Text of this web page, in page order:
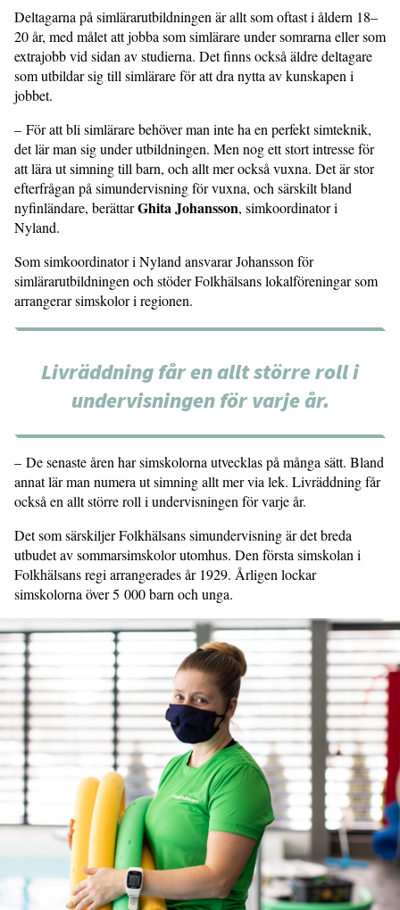
Deltagarna på simlärarutbildningen är allt som oftast i åldern 18–
20 år, med målet att jobba som simlärare under somrarna eller som
extrajobb vid sidan av studierna. Det finns också äldre deltagare
som utbildar sig till simlärare för att dra nytta av kunskapen i
jobbet.
– För att bli simlärare behöver man inte ha en perfekt simteknik,
det lär man sig under utbildningen. Men nog ett stort intresse för
att lära ut simning till barn, och allt mer också vuxna. Det är stor
efterfrågan på simundervisning för vuxna, och särskilt bland
nyfinländare, berättarGhita Johansson, simkoordinator i
Nyland.
Som simkoordinator i Nyland ansvarar Johansson för
simlärarutbildningen och stöder Folkhälsans lokalföreningar som
arrangerar simskolor i regionen.
Livräddning får en allt större roll i
undervisningen för varje år.
– De senaste åren har simskolorna utvecklas på många sätt. Bland
annat lär man numera ut simning allt mer via lek. Livräddning får
också en allt större roll i undervisningen för varje år.
Det som särskiljer Folkhälsans simundervisning är det breda
utbudet av sommarsimskolor utomhus. Den första simskolan i
Folkhälsans regi arrangerades år 1929. Årligen lockar
simskolorna över 5 000 barn och unga.